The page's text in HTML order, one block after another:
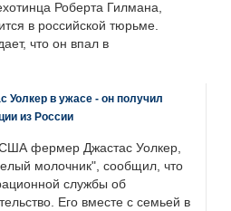
Роберта Гилмана,
в российской тюрьме.
что он впал в
Уолкер в ужасе - он получил
из России
фермер Джастас Уолкер,
молочник", сообщил, что
службы об
Его вместе с семьей в